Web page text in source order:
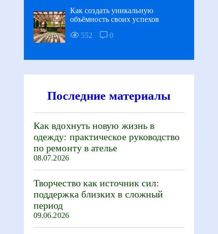
Как создать уникальную
объёмность своих успехов
552
0
Последние материалы
Как вдохнуть новую жизнь в
одежду: практическое руководство
по ремонту в ателье
08.07.2026
Творчество как источник сил:
поддержка близких в сложный
период
09.06.2026